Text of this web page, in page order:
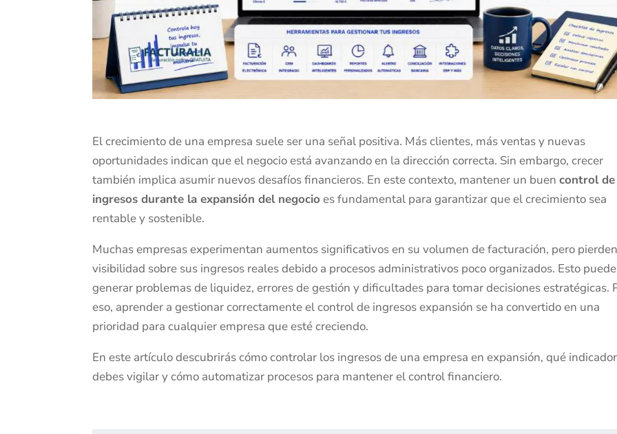
El crecimiento de una empresa suele ser una señal positiva. Más clientes, más ventas y nuevas
oportunidades indican que el negocio está avanzando en la dirección correcta. Sin embargo, crecer
también implica asumir nuevos desafíos financieros. En este contexto, mantener un buencontrol de
ingresos durante la expansión del negocio es fundamental para garantizar que el crecimiento sea
rentable y sostenible.
Muchas empresas experimentan aumentos significativos en su volumen de facturación, pero pierden
visibilidad sobre sus ingresos reales debido a procesos administrativos poco organizados. Esto puede
generar problemas de liquidez, errores de gestión y dificultades para tomar decisiones estratégicas.
eso, aprender a gestionar correctamente el control de ingresos expansión se ha convertido en una
prioridad para cualquier empresa que esté creciendo.
En este artículo descubrirás cómo controlar los ingresos de una empresa en expansión, qué
debes vigilar y cómo automatizar procesos para mantener el control financiero.